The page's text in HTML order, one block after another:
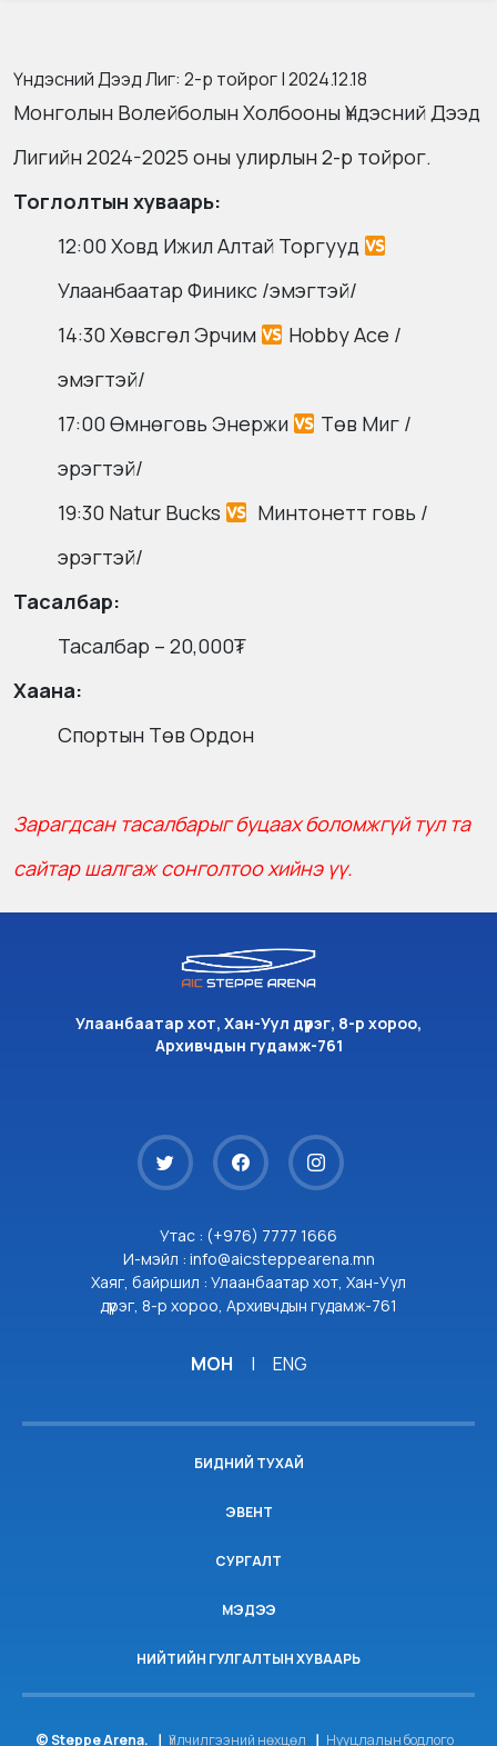
Үндэсний Дээд Лиг: 2-р тойрог | 2024.12.18
Монголын Волейболын Холбооны Үндэсний Дээд
Лигийн 2024-2025 оны улирлын 2-р тойрог.
Тоглолтын хуваарь:
12:00 Ховд Ижил Алтай Торгууд
Улаанбаатар Финикс /эмэгтэй/
14:30 Хөвсгөл Эрчим
Hobby Ace /
эмэгтэй/
17:00 Өмнөговь Энержи
Төв Миг /
эрэгтэй/
19:30 Natur Bucks
Минтонетт говь /
эрэгтэй/
Тасалбар:
Тасалбар – 20,000₮
Хаана:
Спортын Төв Ордон
Зарагдсан тасалбарыг буцаах боломжгүй тул та
сайтар шалгаж сонголтоо хийнэ үү.
Улаанбаатар хот, Хан-Уул дүүрэг, 8-р хороо,
Архивчдын гудамж-761
Утас : (+976) 7777 1666
И-мэйл : info@aicsteppearena.mn
Хаяг, байршил : Улаанбаатар хот, Хан-Уул
дүүрэг, 8-р хороо, Архивчдын гудамж-761
МОН | ENG
БИДНИЙ ТУХАЙ
ЭВЕНТ
СУРГАЛТ
МЭДЭЭ
НИЙТИЙН ГУЛГАЛТЫН ХУВААРЬ
© Steppe Arena. Үйлчилгээний нөхцөл Нууцлалын бодлого